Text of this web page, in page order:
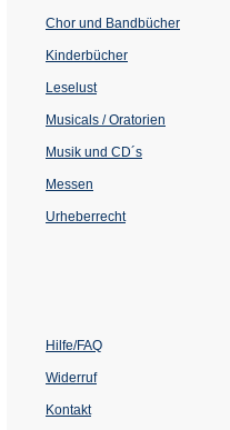
Chor und Bandbücher
Kinderbücher
Leselust
Musicals / Oratorien
Musik und CD´s
Messen
Urheberrecht
Hilfe/FAQ
Widerruf
Kontakt